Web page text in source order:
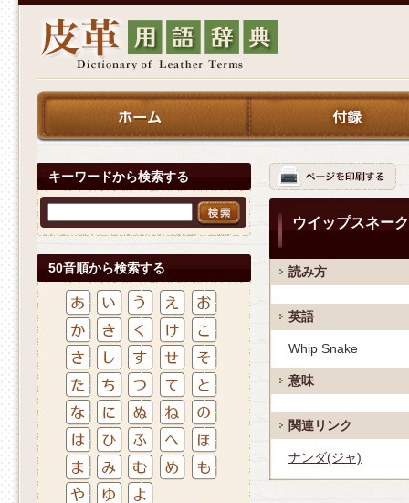
キーワードから検索する
50音順から検索する
ウイップスネーク
読み方
英語
Whip Snake
意味
関連リンク
ナンダ(ジャ)